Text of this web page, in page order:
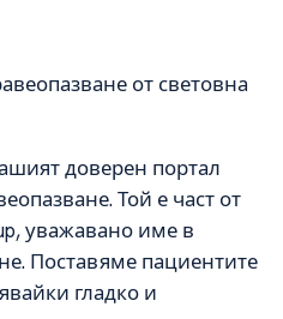
от световна
доверен портал
Той е част от
уважавано име в
Поставяме пациентите
гладко и